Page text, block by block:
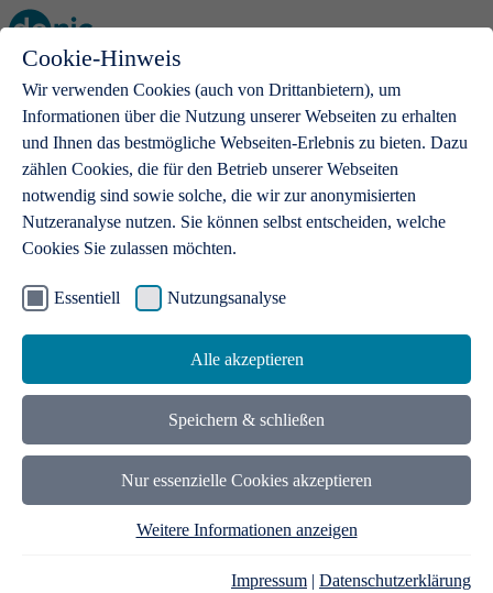
Cookie-Hinweis
Wir verwenden Cookies (auch von Drittanbietern), um
Informationen über die Nutzung unserer Webseiten zu erhalten
und Ihnen das bestmögliche Webseiten-Erlebnis zu bieten. Dazu
zählen Cookies, die für den Betrieb unserer Webseiten
notwendig sind sowie solche, die wir zur anonymisierten
Nutzeranalyse nutzen. Sie können selbst entscheiden, welche
Cookies Sie zulassen möchten.
Essentiell Nutzungsanalyse
Alle akzeptieren
Speichern & schließen
Nur essenzielle Cookies akzeptieren
Weitere Informationen anzeigen
Impressum | Datenschutzerklärung
Open main menu
.de-Domains
Mit einer .de-Domain erhalten Ideen eine Bühne